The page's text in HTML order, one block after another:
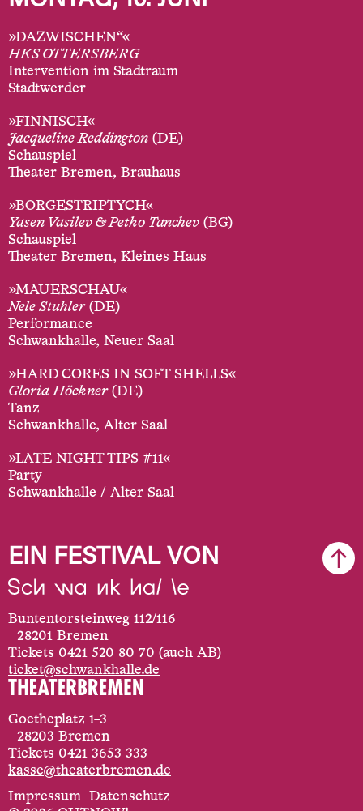
»DAZWISCHEN“«
HKS OTTERSBERG
Intervention im Stadtraum
Stadtwerder
»FINNISCH«
Jacqueline Reddington (DE)
Schauspiel
Theater Bremen, Brauhaus
»BORGESTRIPTYCH«
Yasen Vasilev & Petko Tanchev (BG)
Schauspiel
Theater Bremen, Kleines Haus
»MAUERSCHAU«
Nele Stuhler(DE)
Performance
Schwankhalle, Neuer Saal
»HARD CORES IN SOFT SHELLS«
Gloria Höckner(DE)
Tanz
Schwankhalle, Alter Saal
»LATE NIGHT TIPS #11«
Party
Schwankhalle / Alter Saal
EIN FESTIVAL VON
Buntentorsteinweg 112/116
28201 Bremen
Tickets 0421 520 80 70 (auch AB)
ticket@schwankhalle.de
Goetheplatz 1–3
28203 Bremen
Tickets 0421 3653 333
kasse@theaterbremen.de
Impressum Datenschutz